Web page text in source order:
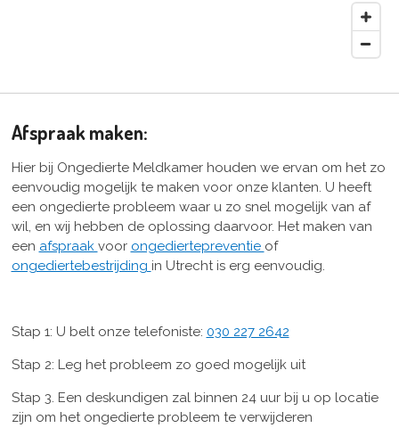
Afspraak maken:
Hier bij Ongedierte Meldkamer houden we ervan om het zo
eenvoudig mogelijk te maken voor onze klanten. U heeft
een ongedierte probleem waar u zo snel mogelijk van af
wil, en wij hebben de oplossing daarvoor. Het maken van
een afspraak voor ongediertepreventie of
ongediertebestrijding in Utrecht is erg eenvoudig.
Stap 1: U belt onze telefoniste: 030 227 2642
Stap 2: Leg het probleem zo goed mogelijk uit
Stap 3. Een deskundigen zal binnen 24 uur bij u op locatie
zijn om het ongedierte probleem te verwijderen